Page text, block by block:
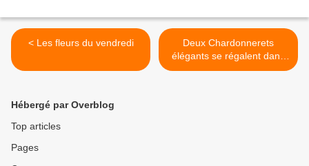
< Les fleurs du vendredi
Deux Chardonnerets
élégants se régalent dans
le bouleau >
Hébergé par Overblog
Top articles
Pages